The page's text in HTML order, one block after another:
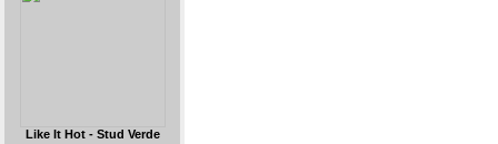
Like It Hot - Stud Verde